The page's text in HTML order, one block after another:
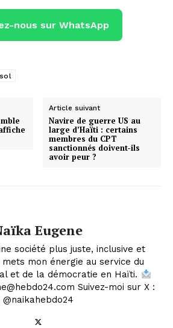
nous sur WhatsApp
Article suivant
Navire de guerre US au
large d’Haïti : certains
membres du CPT
sanctionnés doivent-ils
avoir peur ?
Eugene
société plus juste, inclusive et
mon énergie au service du
et de la démocratie en Haïti.
Suivez-moi sur X :
@naikahebdo24